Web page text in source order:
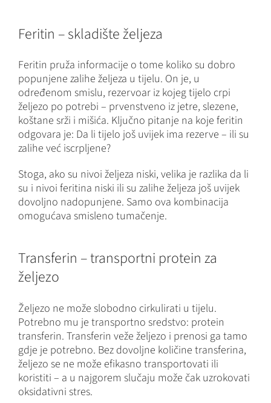
Feritin – skladište željeza
Feritin pruža informacije o tome koliko su dobro
popunjene zalihe željeza u tijelu. On je, u
određenom smislu, rezervoar iz kojeg tijelo crpi
željezo po potrebi – prvenstveno iz jetre, slezene,
koštane srži i mišića. Ključno pitanje na koje feritin
odgovara je: Da li tijelo još uvijek ima rezerve – ili su
zalihe već iscrpljene?
Stoga, ako su nivoi željeza niski, velika je razlika da li
su i nivoi feritina niski ili su zalihe željeza još uvijek
dovoljno nadopunjene. Samo ova kombinacija
omogućava smisleno tumačenje.
Transferin – transportni protein za
željezo
Željezo ne može slobodno cirkulirati u tijelu.
Potrebno mu je transportno sredstvo: protein
transferin. Transferin veže željezo i prenosi ga tamo
gdje je potrebno. Bez dovoljne količine transferina,
željezo se ne može efikasno transportovati ili
koristiti – a u najgorem slučaju može čak uzrokovati
oksidativni stres.